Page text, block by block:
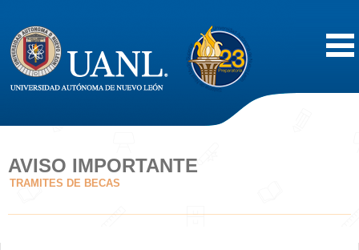
Acerca de
AVISO IMPORTANTE
TRAMITES DE BECAS